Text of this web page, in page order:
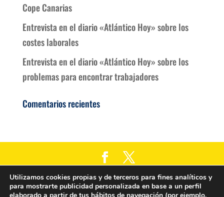
Cope Canarias
Entrevista en el diario «Atlántico Hoy» sobre los
costes laborales
Entrevista en el diario «Atlántico Hoy» sobre los
problemas para encontrar trabajadores
Comentarios recientes
Empresarios de Canarias es una Asociación de
defensa de derechos de empresasios/as y
Utilizamos cookies propias y de terceros para fines analíticos y
para mostrarte publicidad personalizada en base a un perfil